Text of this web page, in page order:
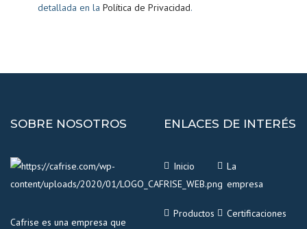
detallada en la Política de Privacidad.
SOBRE NOSOTROS
Cafrise es una empresa que
ENLACES DE INTERÉS
Inicio
La
empresa
Productos Certificaciones